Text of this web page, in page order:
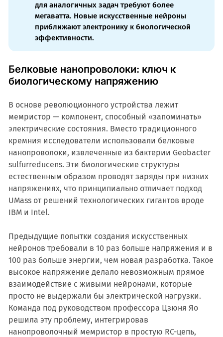
для аналогичных задач требуют более
мегаватта. Новые искусственные нейроны
приближают электронику к биологической
эффективности.
Белковые нанопроволоки: ключ к
биологическому напряжению
В основе революционного устройства лежит
мемристор — компонент, способный «запоминать»
электрические состояния. Вместо традиционного
кремния исследователи использовали белковые
нанопроволоки, извлеченные из бактерии Geobacter
sulfurreducens. Эти биологические структуры
естественным образом проводят заряды при низких
напряжениях, что принципиально отличает подход
UMass от решений технологических гигантов вроде
IBM и Intel.
Предыдущие попытки создания искусственных
нейронов требовали в 10 раз больше напряжения и в
100 раз больше энергии, чем новая разработка. Такое
высокое напряжение делало невозможным прямое
взаимодействие с живыми нейронами, которые
просто не выдержали бы электрической нагрузки.
Команда под руководством профессора Цзюня Яо
решила эту проблему, интегрировав
нанопроволочный мемристор в простую RC-цепь,